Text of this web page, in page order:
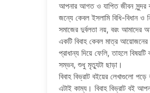
আপনার আগত ও যাপিত জীবন সুন্দর
জন্যে কেবল ইসলামি বিধি-বিধান
সমাজের দুর্বলতা নয়, বরং আমাদের
একটি বিবাহ কেবল মাত্র
প্রাধান্য দিয়ে ফেলি, তাহলে
সম্ভব, শুধু মৃত্যুটা ছাড়া।
বিবাহ বিভ্রাট বইয়ের লেখাগুলাে
এটাই কাম্য। বিবাহ বিভ্রাট বই